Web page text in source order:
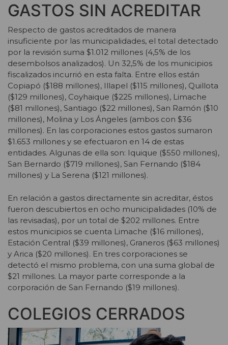
GASTOS SIN ACREDITAR
Respecto de gastos acreditados de manera
insuficiente por las municipalidades, el total detectado
por la revisión suma $1.012 millones (4,5% de los
desembolsos analizados). Un 32,5% de los municipios
fiscalizados incurrió en esta falta. Entre ellos están
Copiapó ($188 millones), Illapel ($115 millones), Quillota
($129 millones), Coyhaique ($225 millones), Limache
($81 millones), Santiago ($22 millones), San Ramón ($10
millones), Molina y Los Ángeles (ambos con $36
millones). En las corporaciones estos gastos sumaron
$1.653 millones y se efectuaron en 14 de estas
entidades. Algunas de ella son: Iquique ($550 millones),
San Bernardo ($719 millones), San Fernando ($184
millones) y La Serena ($121 millones).
En relación a gastos directamente sin acreditar, éstos
fueron descubiertos en ocho municipalidades (10% de
las revisadas), por un total de $202 millones. Entre
estos municipios se cuenta Limache ($16 millones),
Estación Central ($39 millones), Graneros ($63 millones)
y Arica ($20 millones). En tres corporaciones se
detectó el mismo problema, con una suma global de
$21 millones. La mayor parte corresponde a la
corporación de San Fernando ($19 millones).
COLEGIOS CERRADOS